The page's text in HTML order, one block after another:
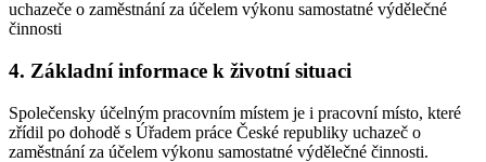
uchazeče o zaměstnání za účelem výkonu samostatné výdělečné
činnosti
4. Základní informace k životní situaci
Společensky účelným pracovním místem je i pracovní místo, které
zřídil po dohodě s Úřadem práce České republiky uchazeč o
zaměstnání za účelem výkonu samostatné výdělečné činnosti.